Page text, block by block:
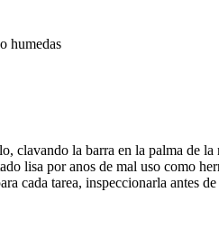
humedas
clavando la barra en la palma de
lisa por anos de mal uso como
cada tarea, inspeccionarla antes